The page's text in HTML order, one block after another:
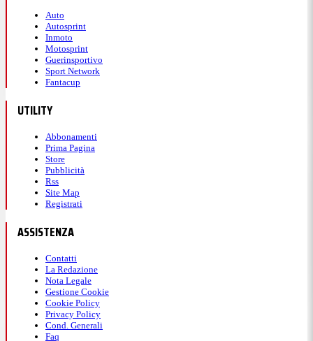
Auto
Autosprint
Inmoto
Motosprint
Guerinsportivo
Sport Network
Fantacup
UTILITY
Abbonamenti
Prima Pagina
Store
Pubblicità
Rss
Site Map
Registrati
ASSISTENZA
Contatti
La Redazione
Nota Legale
Gestione Cookie
Cookie Policy
Privacy Policy
Cond. Generali
Faq